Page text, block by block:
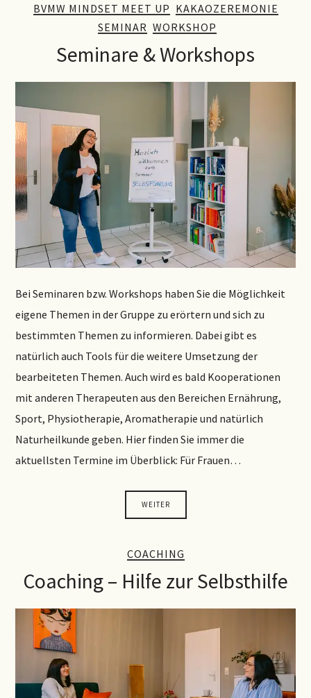
BVMW MINDSET MEET UP KAKAOZEREMONIE
SEMINAR WORKSHOP
Seminare & Workshops
Bei Seminaren bzw. Workshops haben Sie die Möglichkeit
eigene Themen in der Gruppe zu erörtern und sich zu
bestimmten Themen zu informieren. Dabei gibt es
natürlich auch Tools für die weitere Umsetzung der
bearbeiteten Themen. Auch wird es bald Kooperationen
mit anderen Therapeuten aus den Bereichen Ernährung,
Sport, Physiotherapie, Aromatherapie und natürlich
Naturheilkunde geben. Hier finden Sie immer die
aktuellsten Termine im Überblick: Für Frauen…
WEITER
COACHING
Coaching – Hilfe zur Selbsthilfe